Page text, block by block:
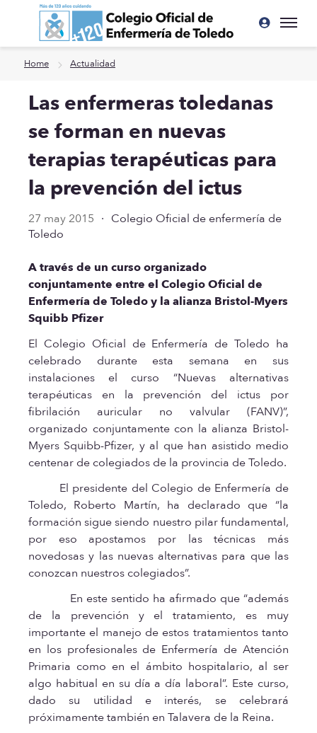
Ir a contenido principal
Home Actualidad
Las enfermeras toledanas
se forman en nuevas
terapias terapéuticas para
la prevención del ictus
27 may 2015 · Colegio Oficial de enfermería de
Toledo
A través de un curso organizado
conjuntamente entre el Colegio Oficial de
Enfermería de Toledo y la alianza Bristol-Myers
Squibb Pfizer
El Colegio Oficial de Enfermería de Toledo ha
celebrado durante esta semana en sus
instalaciones el curso “Nuevas alternativas
terapéuticas en la prevención del ictus por
fibrilación auricular no valvular (FANV)”,
organizado conjuntamente con la alianza Bristol-
Myers Squibb-Pfizer, y al que han asistido medio
centenar de colegiados de la provincia de Toledo.
El presidente del Colegio de Enfermería de
Toledo, Roberto Martín, ha declarado que “la
formación sigue siendo nuestro pilar fundamental,
por eso apostamos por las técnicas más
novedosas y las nuevas alternativas para que las
conozcan nuestros colegiados”.
En este sentido ha afirmado que “además
de la prevención y el tratamiento, es muy
importante el manejo de estos tratamientos tanto
en los profesionales de Enfermería de Atención
Primaria como en el ámbito hospitalario, al ser
algo habitual en su día a día laboral”. Este curso,
dado su utilidad e interés, se celebrará
próximamente también en Talavera de la Reina.